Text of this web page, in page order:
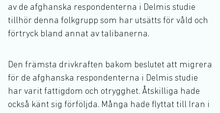
av de afghanska respondenterna i Delmis studie
tillhör denna folkgrupp som har utsätts för våld och
förtryck bland annat av talibanerna.
Den främsta drivkraften bakom beslutet att migrera
för de afghanska respondenterna i Delmis studie
har varit fattigdom och otrygghet. Åtskilliga hade
också känt sig förföljda. Många hade flyttat till Iran i